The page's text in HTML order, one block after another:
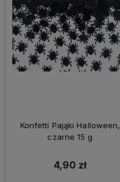
Konfetti Pająki Halloween,
czarne 15 g
4,90 zł